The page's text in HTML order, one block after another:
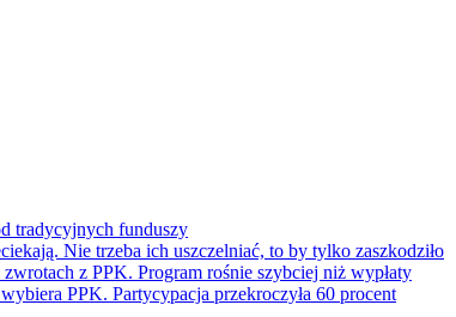
tradycyjnych funduszy
Nie trzeba ich uszczelniać, to by tylko zaszkodziło
z PPK. Program rośnie szybciej niż wypłaty
PPK. Partycypacja przekroczyła 60 procent